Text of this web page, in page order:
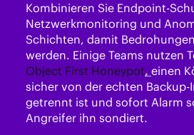
Kombinieren Sie Endpoint-
Netzwerkmonitoring und
Schichten, damit
werden. Einige Teams nutzen
Object First Honeypot, einen
sicher von der echten
getrennt ist und sofort Alarm
Angreifer ihn sondiert.